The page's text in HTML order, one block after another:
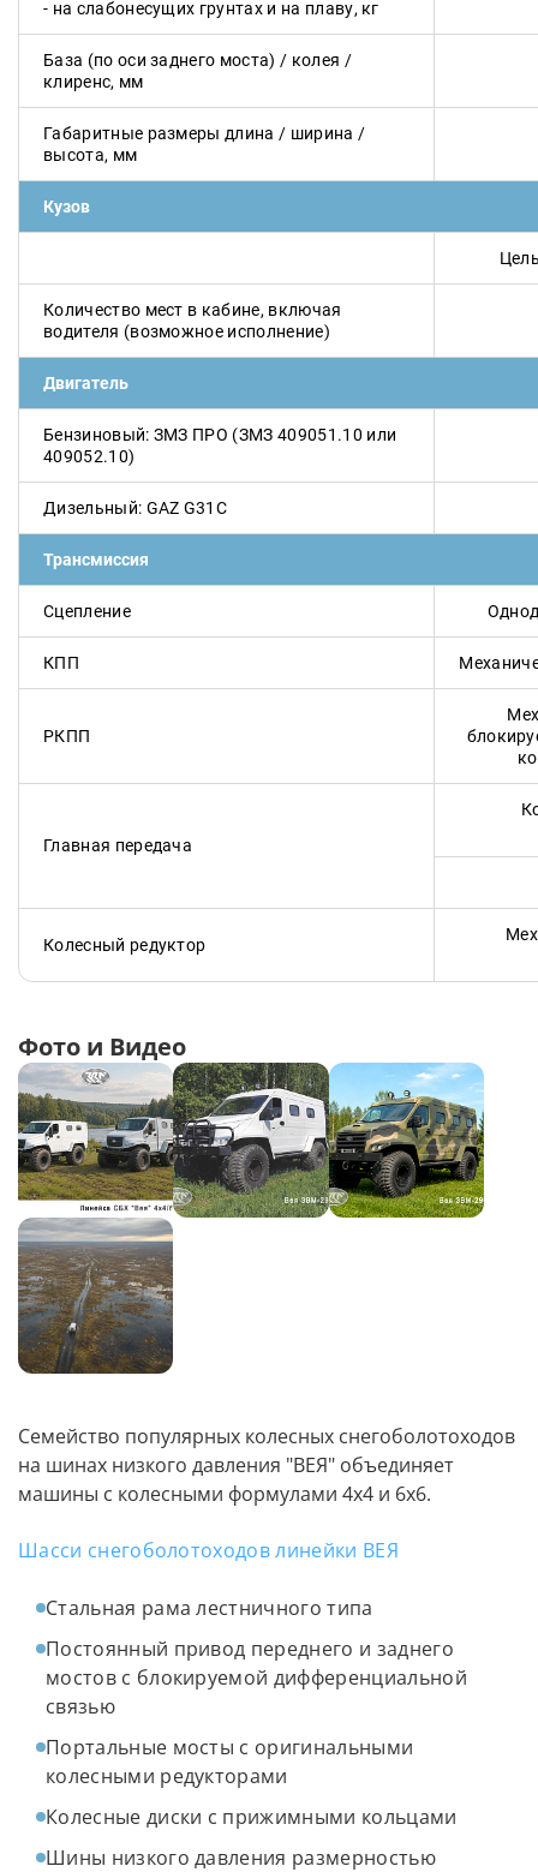
Фото и Видео
Семейство популярных колесных снегоболотоходов
на шинах низкого давления "ВЕЯ" объединяет
машины с колесными формулами 4х4 и 6х6.
Шасси снегоболотоходов линейки ВЕЯ
Стальная рама лестничного типа
Постоянный привод переднего и заднего
мостов с блокируемой дифференциальной
связью
Портальные мосты с оригинальными
колесными редукторами
Колесные диски с прижимными кольцами
Шины низкого давления размерностью
- на слабонесущих грунтах и на плаву, кг
База (по оси заднего моста) / колея /
клиренс, мм
Габаритные размеры длина / ширина /
высота, мм
Кузов
Количество мест в кабине, включая
водителя (возможное исполнение)
Двигатель
Бензиновый: ЗМЗ ПРО (ЗМЗ 409051.10 или
409052.10)
Дизельный: GAZ G31C
Трансмиссия
Сцепление
КПП
РКПП
Главная передача
Колесный редуктор